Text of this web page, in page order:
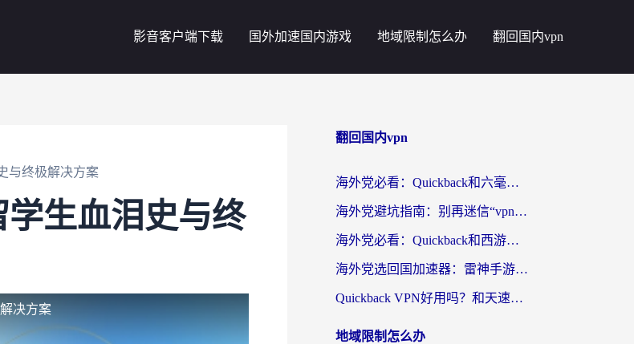
影音客户端下载 国外加速国内游戏 地域限制怎么办 翻回国内vpn
与终极解决方案
生血泪史与终
决方案
翻回国内vpn
海外党必看：Quickback和六毫秒好用吗？3步选对回国加速器，无缝刷国内剧玩游戏
海外党避坑指南：别再迷信“vpn 中国免费”，选对回国加速器才能无缝刷国内资源
海外党必看：Quickback和西游哪个好？3个维度教你选对回国加速器
海外党选回国加速器：雷神手游和云帆哪个好？附3组对比+避坑指南
Quickback VPN好用吗？和天速回国VPN对比哪个回国效果更好？海外党必看的真实体验指南
地域限制怎么办